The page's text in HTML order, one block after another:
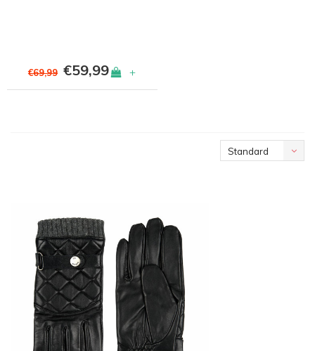
€69,99 €59,99 +
Standard